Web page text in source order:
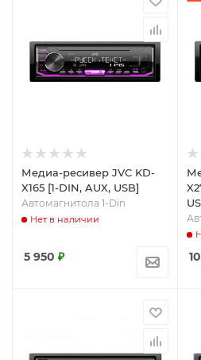
Медиа-ресивер JVC KD-
X165 [1-DIN, AUX, USB]
Автомагнитола 1-Din
Нет в наличии
5 950 ₽